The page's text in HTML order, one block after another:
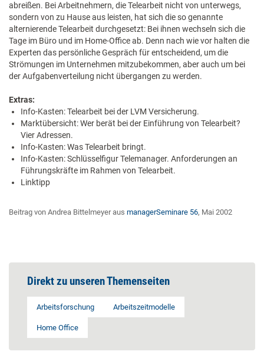
abreißen. Bei Arbeitnehmern, die Telearbeit nicht von unterwegs,
sondern von zu Hause aus leisten, hat sich die so genannte
alternierende Telearbeit durchgesetzt: Bei ihnen wechseln sich die
Tage im Büro und im Home-Office ab. Denn nach wie vor halten die
Experten das persönliche Gespräch für entscheidend, um die
Strömungen im Unternehmen mitzubekommen, aber auch um bei
der Aufgabenverteilung nicht übergangen zu werden.
Extras:
Info-Kasten: Telearbeit bei der LVM Versicherung.
Marktübersicht: Wer berät bei der Einführung von Telearbeit?
Vier Adressen.
Info-Kasten: Was Telearbeit bringt.
Info-Kasten: Schlüsselfigur Telemanager. Anforderungen an
Führungskräfte im Rahmen von Telearbeit.
Linktipp
Beitrag von Andrea Bittelmeyer aus managerSeminare 56, Mai 2002
Direkt zu unseren Themenseiten
Arbeitsforschung Arbeitszeitmodelle
Home Office